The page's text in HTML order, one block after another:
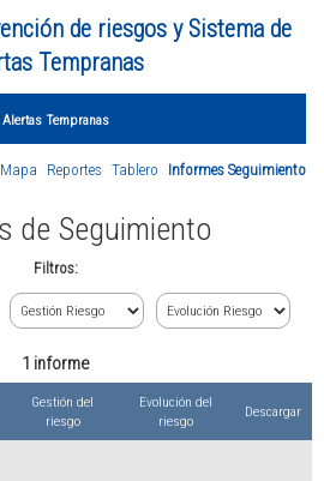
de riesgos y Sistema de
Tempranas
Alertas Tempranas
Mapa Reportes Tablero Informes Seguimiento
de Seguimiento
Filtros:
1 informe
Gestión del
riesgo
Evolución del
riesgo
Descargar